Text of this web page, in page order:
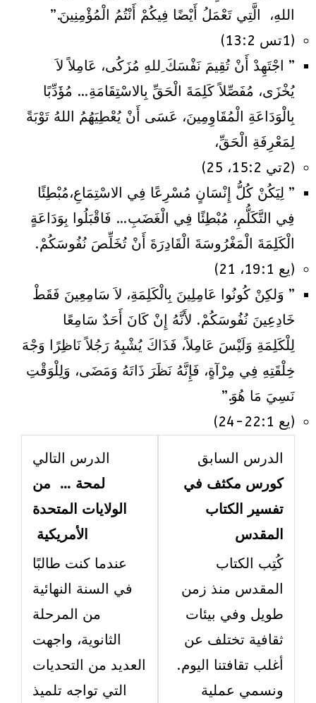
اللهِ، الَّتِي تَعْمَلُ أَيْضًا فِيكُمْ أَنْتُمُ الْمُؤْمِنِينَ.”
(1تس 13:2)
” اجْتَهِدْ أَنْ تُقِيمَ نَفْسَكَ ِللهِ مُزَكُى، عَامِلاً لاَ
يُخْزَى، مُفَصِّلاً كَلِمَةَ الْحَقِّ بِالاسْتِقَامَةِ… مُؤَدِّبًا
بِالْوَدَاعَةِ الْمُقَاوِمِينَ، عَسَى أَنْ يُعْطِيَهُمُ اللهُ تَوْبَةً
لِمَعْرِفَةِ الْحَقِّ،
(2تي 15:2، 25)
” لِيَكُنْ كُلُّ إِنْسَانٍ مُسْرِعًا فِي الاسْتِمَاعِ،مُبْطِئًا
فِي التَّكَلُّمِ، مُبْطِئًا فِي الْغَضَبِ… فَاقْبَلُوا بِوَدَاعَةٍ
الْكَلِمَةَ الْمَغْرُوسَةَ الْقَادِرَةَ أَنْ تُخَلِّصَ نُفُوسَكُمْ.
(يع 19:1، 21)
” وَلكِنْ كُونُوا عَامِلِينَ بِالْكَلِمَةِ، لاَ سَامِعِينَ فَقَطْ
خَادِعِينَ نُفُوسَكُمْ. لأَنَّهُ إِنْ كَانَ أَحَدٌ سَامِعًا
لِلْكَلِمَةِ وَلَيْسَ عَامِلاً، فَذَاكَ يُشْبِهُ رَجُلاً نَاظِرًا وَجْهَ
خِلْقَتِهِ فِي مِرْآةٍ، فَإِنَّهُ نَظَرَ ذَاتَهُ وَمَضَى، وَلِلْوَقْتِ
نَسِيَ مَا هُوَ.”
(يع 22:1-24)
الدرس السابق
كورس مكثف في
تفسير الكتاب
المقدس
كُتِب الكتاب
المقدس منذ زمن
طويل وفي بيئات
ثقافية تختلف عن
أغلب تقافتنا اليوم.
ونسمي عملية
الدرس التالي
لمحة … من
الولايات المتحدة
الأمريكية
عندما كنت طالبًا
في السنة النهائية
من المرحلة
الثانوية، واجهت
العديد من التحديات
التي تواجه تلميذ
6